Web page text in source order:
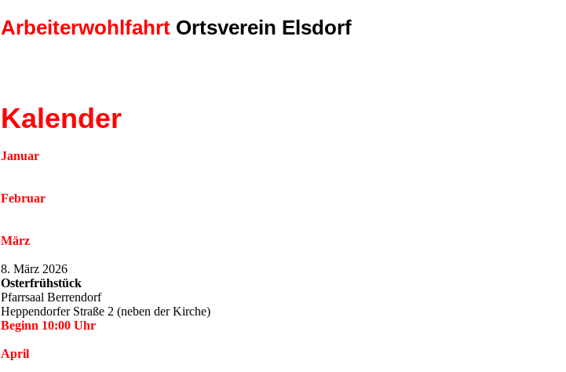
ArbeiterwohlfahrtOrtsverein Elsdorf
Kalender
Januar
Februar
März
8. März 2026
Osterfrühstück
Pfarrsaal Berrendorf
Heppendorfer Straße 2 (neben der Kirche)
Beginn 10:00 Uhr
April